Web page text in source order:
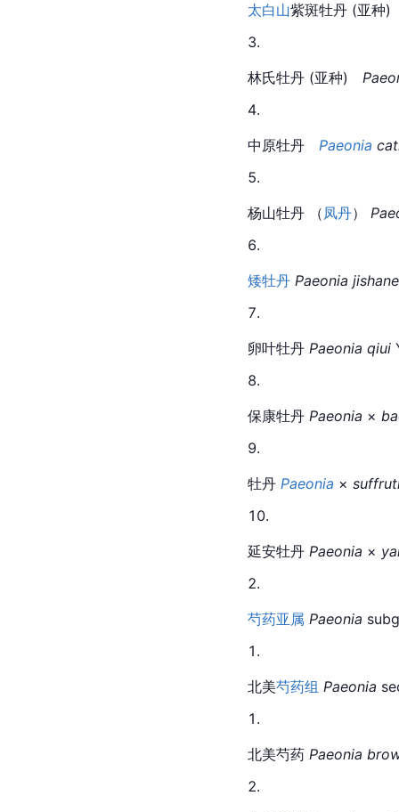
太白山紫斑牡丹 (亚
林氏牡丹 (亚种)
中原牡丹 Paeonia
杨山牡丹 （凤丹）
矮牡丹 Paeonia
卵叶牡丹 Paeonia qiui
保康牡丹 Paeonia ×
牡丹 Paeonia ×
延安牡丹 Paeonia ×
芍药亚属 Paeonia
北美芍药组 Paeonia
北美芍药 Paeonia